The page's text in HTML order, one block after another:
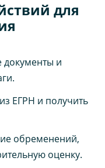
для
документы и
ЕГРН и получить
обременений,
оценку.